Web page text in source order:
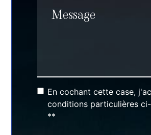
En cochant cette case,
conditions particulières
**